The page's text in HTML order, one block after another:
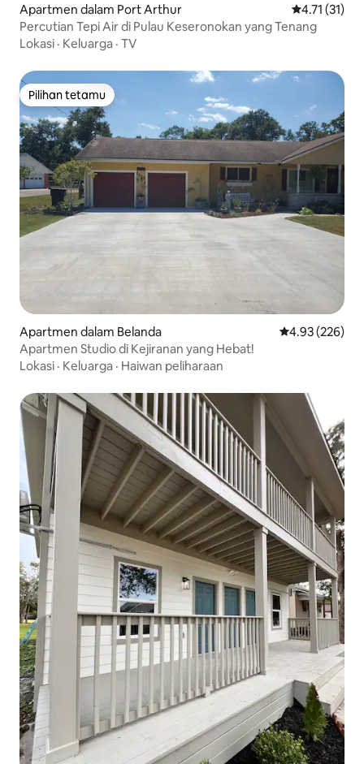
Apartmen dalam Port Arthur Penarafan
4.71 (31)
Percutian Tepi Air di Pulau Keseronokan yang Tenang
Lokasi · Keluarga · TV
Pilihan tetamu
Pilihan tetamu
Apartmen dalam Belanda Penarafan
4.93 (226)
Apartmen Studio di Kejiranan yang Hebat!
Lokasi · Keluarga · Haiwan peliharaan